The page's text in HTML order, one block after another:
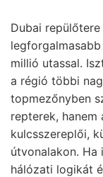
Dubai
millió utassal.
a régió többi
topmezőnyben
repterek,
kulcsszereplői,
útvonalakon.
hálózati logikát